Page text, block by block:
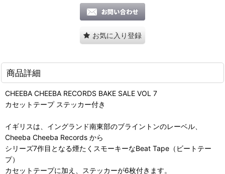
お気に入り登録
商品詳細
CHEEBA CHEEBA RECORDS BAKE SALE VOL 7
カセットテープ ステッカー付き
イギリスは、イングランド南東部のブライントンのレーベル、
Cheeba Cheeba Records から
シリーズ7作目となる煙たくスモーキーなBeat Tape（ビートテー
プ）
カセットテープに加え、ステッカーが6枚付きます。